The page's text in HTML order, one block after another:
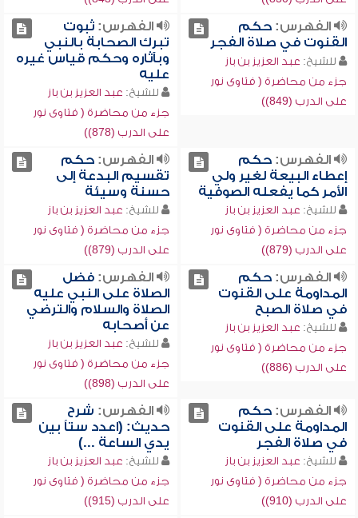
الفهرس:حكم
القنوت في صلاة الفجر
للشيخ: عبد العزيز بن باز
جزء من محاضرة ( فتاوى نور
على الدرب (849))
الفهرس:ثبوت
تبرك الصحابة بالنبي
وبآثاره وحكم قياس غيره
عليه
للشيخ: عبد العزيز بن باز
جزء من محاضرة ( فتاوى نور
على الدرب (878))
الفهرس:حكم
إعطاء البيعة لغير ولي
الأمر كما يفعله الصوفية
للشيخ: عبد العزيز بن باز
جزء من محاضرة ( فتاوى نور
على الدرب (879))
الفهرس:حكم
تقسيم البدعة إلى
حسنة وسيئة
للشيخ: عبد العزيز بن باز
جزء من محاضرة ( فتاوى نور
على الدرب (879))
الفهرس:حكم
المداومة على القنوت
في صلاة الصبح
للشيخ: عبد العزيز بن باز
جزء من محاضرة ( فتاوى نور
على الدرب (886))
الفهرس:فضل
الصلاة على النبي عليه
الصلاة والسلام والترضي
عن أصحابه
للشيخ: عبد العزيز بن باز
جزء من محاضرة ( فتاوى نور
على الدرب (898))
الفهرس:حكم
المداومة على القنوت
في صلاة الفجر
للشيخ: عبد العزيز بن باز
جزء من محاضرة ( فتاوى نور
على الدرب (910))
الفهرس: شرح
حديث: (اعدد ستاً بين
يدي الساعة ...)
للشيخ: عبد العزيز بن باز
جزء من محاضرة ( فتاوى نور
على الدرب (915))